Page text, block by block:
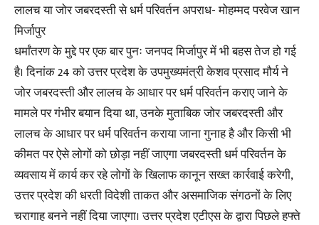
लालच या जोर जबरदस्ती से धर्म परिवर्तन अपराध- मोहम्मद परवेज खान
मिर्जापुर
धर्मांतरण के मुद्दे पर एक बार पुनः जनपद मिर्जापुर में भी बहस तेज हो गई
है। दिनांक 24 को उत्तर प्रदेश के उपमुख्यमंत्री केशव प्रसाद मौर्य ने
जोर जबरदस्ती और लालच के आधार पर धर्म परिवर्तन कराए जाने के
मामले पर गंभीर बयान दिया था, उनके मुताबिक जोर जबरदस्ती और
लालच के आधार पर धर्म परिवर्तन कराया जाना गुनाह है और किसी भी
कीमत पर ऐसे लोगों को छोड़ा नहीं जाएगा जबरदस्ती धर्म परिवर्तन के
व्यवसाय में कार्य कर रहे लोगों के खिलाफ कानून सख्त कार्रवाई करेगी,
उत्तर प्रदेश की धरती विदेशी ताकत और असमाजिक संगठनों के लिए
चरागाह बनने नहीं दिया जाएगा। उत्तर प्रदेश एटीएस के द्वारा पिछले हफ्ते